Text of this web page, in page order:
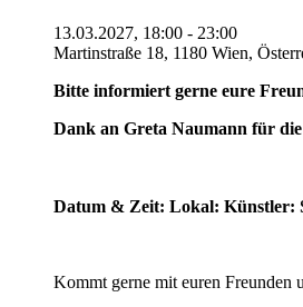
13.03.2027, 18:00 - 23:00
Martinstraße 18, 1180 Wien,
Bitte informiert gerne eure
Dank an Greta Naumann für
Datum & Zeit: Lokal: Künstler:
Kommt gerne mit euren Freunden